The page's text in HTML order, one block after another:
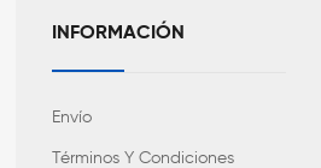
INFORMACIÓN
Envío
Términos Y Condiciones